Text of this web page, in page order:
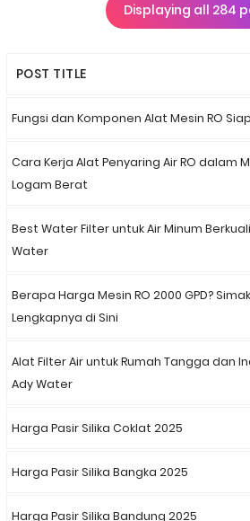
Displaying all 284
POST TITLE
Fungsi dan Komponen Alat Mesin RO
Cara Kerja Alat Penyaring Air RO dalam
Logam Berat
Best Water Filter untuk Air Minum
Water
Berapa Harga Mesin RO 2000 GPD?
Lengkapnya di Sini
Alat Filter Air untuk Rumah Tangga dan
Ady Water
Harga Pasir Silika Coklat 2025
Harga Pasir Silika Bangka 2025
Harga Pasir Silika Bandung 2025